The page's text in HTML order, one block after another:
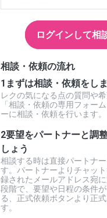
ログインして相
相談・依頼の流れ
1 まずは相談・依頼をし
レクの気になる点の質問や
「相談・依頼の専用フォー
ーに相談・依頼を行います。
2要望をパートナーと調
しょう
相談する時は直接パートナ
す。パートナーよりチャッ
録されたメールアドレス宛
段階で、要望や日程の条件
る、正式依頼ボタンより正
す。